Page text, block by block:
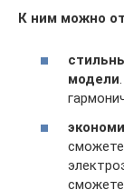
К ним можно
модели